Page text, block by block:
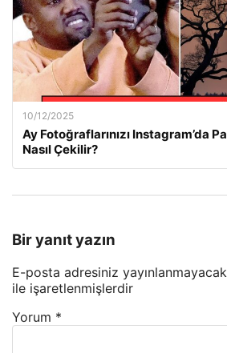
10/12/2025
Ay Fotoğraflarınızı Instagram’da
Nasıl Çekilir?
Bir yanıt yazın
E-posta adresiniz
ile işaretlenmişlerdir
Yorum *